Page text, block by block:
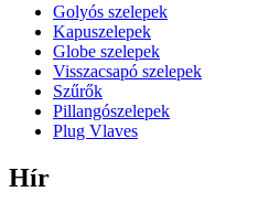
Golyós szelepek
Kapuszelepek
Globe szelepek
Visszacsapó szelepek
Szűrők
Pillangószelepek
Plug Vlaves
Hír